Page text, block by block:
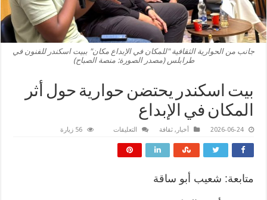
جانب من الحوارية الثقافية "للمكان في الإبداع مكان" ببيت اسكندر للفنون في
طرابلس (مصدر الصورة: منصة الصباح)
بيت اسكندر يحتضن حوارية حول أثر
المكان في الإبداع
2026-06-24 أخبار ,ثقافة التعليقات 56 زيارة
متابعة: شعيب أبو ساقة